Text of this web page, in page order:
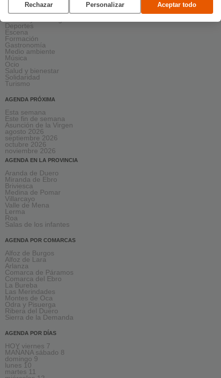
Rechazar Personalizar Aceptar todo
Acción social
Arte y Cultura
Deportes
Escena
Formación
Gastronomía
Medio ambiente
Música
Ocio
Salud y bienestar
Solidaridad
Turismo
AGENDA PRÓXIMA
Esta semana
Este fin de semana
Asunción de la Virgen
agosto 2026
septiembre 2026
octubre 2026
noviembre 2026
AGENDA EN LA PROVINCIA
Aranda de Duero
Miranda de Ebro
Briviesca
Medina de Pomar
Villarcayo
Valle de Mena
Lerma
Roa
Salas de los infantes
AGENDA POR COMARCAS
Alfoz de Burgos
Alfoz de Lara
Arlanza
Comarca de Páramos
Comarca del Ebro
La Bureba
Las Merindades
Montes de Oca
Odra y Pisuerga
Ribera del Duero
Sierra de la Demanda
AGENDA POR DÍAS
HOY viernes 7
MAÑANA sábado 8
domingo 9
lunes 10
martes 11